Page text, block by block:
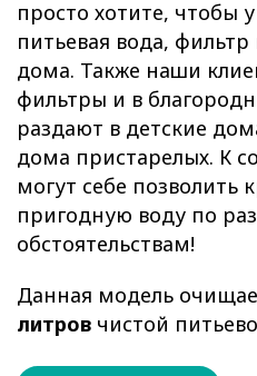
просто хотите, чтобы
питьевая вода,
дома. Также наши
фильтры и в
раздают в детские
дома пристарелых. К
могут себе позволить
пригодную воду по
обстоятельствам!
Данная модель
литров чистой